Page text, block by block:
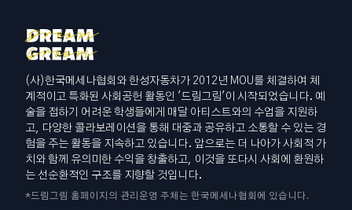
(사)한국메세나협회와 한성자동차가 2012년 MOU를 체결하여 체
계적이고 특화된 사회공헌 활동인 '드림그림'이 시작되었습니다. 예
술을 접하기 어려운 학생들에게 매달 아티스트와의 수업을 지원하
고, 다양한 콜라보레이션을 통해 대중과 공유하고 소통할 수 있는 경
험을 주는 활동을 지속하고 있습니다. 앞으로는 더 나아가 사회적 가
치와 함께 유의미한 수익을 창출하고, 이것을 또다시 사회에 환원하
는 선순환적인 구조를 지향할 것입니다.
*드림그림 홈페이지의 관리운영 주체는 한국메세나협회에 있습니다.